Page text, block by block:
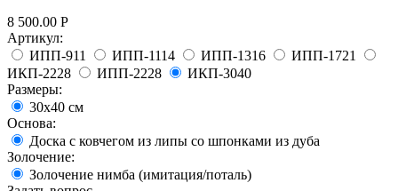
8 500.00 Р
Артикул:
ИПП-911
ИПП-1114 ИПП-1316
ИПП-1721
ИКП-2228
ИПП-2228
ИКП-3040
Размеры:
30x40 см
Основа:
Доска с ковчегом из липы со шпонками из дуба
Золочение:
Золочение нимба (имитация/поталь)